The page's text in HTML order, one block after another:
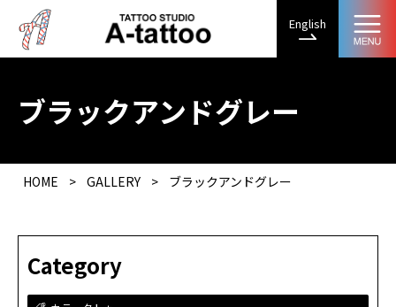
English
ブラックアンドグレー
HOME > GALLERY > ブラックアンドグレー
Category